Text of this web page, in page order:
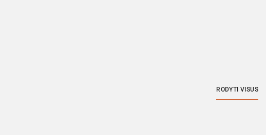
RODYTI VISUS